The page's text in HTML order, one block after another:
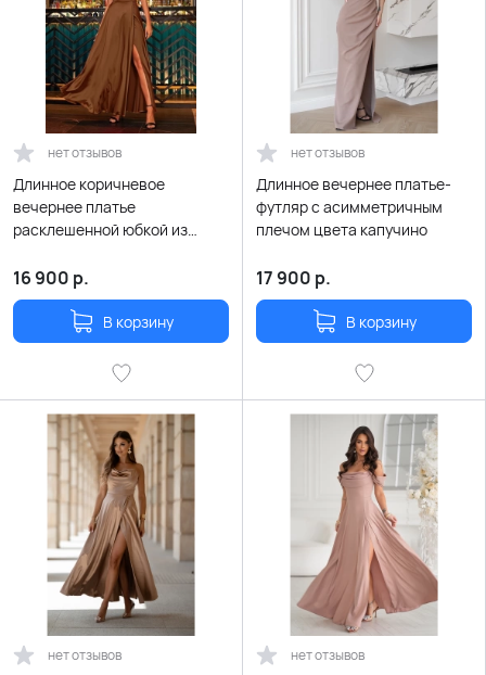
нет отзывов
Длинное коричневое
вечернее платье
расклешенной юбкой из
16 900 р.
В корзину
нет отзывов
Длинное вечернее платье-
футляр с асимметричным
плечом цвета капучино
17 900 р.
В корзину
нет отзывов нет отзывов